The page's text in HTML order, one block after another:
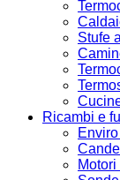
Stufe
Ricambi e